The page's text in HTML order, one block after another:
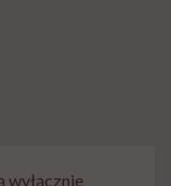
wyłącznie